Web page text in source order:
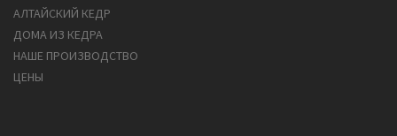
АЛТАЙСКИЙ КЕДР
ДОМА ИЗ КЕДРА
НАШЕ ПРОИЗВОДСТВО
ЦЕНЫ